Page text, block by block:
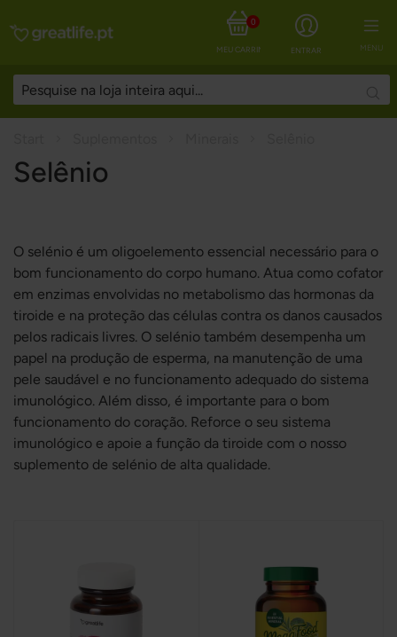
MENU
ENTRAR
MEU CARRINHO
0
Selênio
O selénio é um oligoelemento essencial necessário para o
bom funcionamento do corpo humano. Atua como cofator
em enzimas envolvidas no metabolismo das hormonas da
tiroide e na proteção das células contra os danos causados
pelos radicais livres. O selénio também desempenha um
papel na produção de esperma, na manutenção de uma
pele saudável e no funcionamento adequado do sistema
imunológico. Além disso, é importante para o bom
funcionamento do coração. Reforce o seu sistema
imunológico e apoie a função da tiroide com o nosso
suplemento de selénio de alta qualidade.